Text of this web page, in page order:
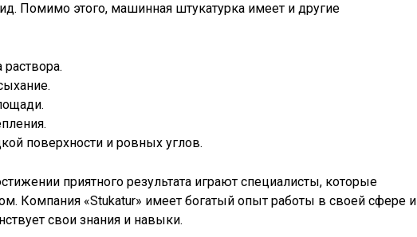
Помимо этого, машинная штукатурка имеет и другие
поверхности и ровных углов.
приятного результата играют специалисты, которые
Компания «Stukatur» имеет богатый опыт работы в своей сфере и
свои знания и навыки.